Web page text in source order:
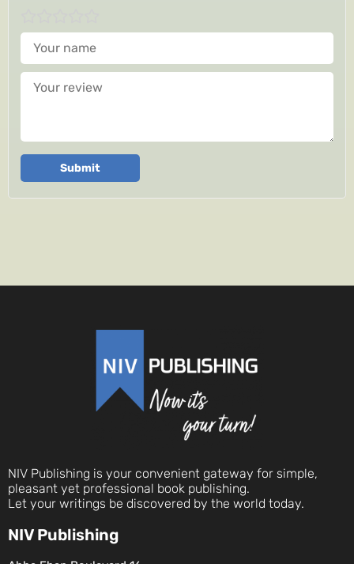
Your name
Your review
Submit
NIV Publishing is your convenient gateway for simple,
pleasant yet professional book publishing.
Let your writings be discovered by the world today.
NIV Publishing